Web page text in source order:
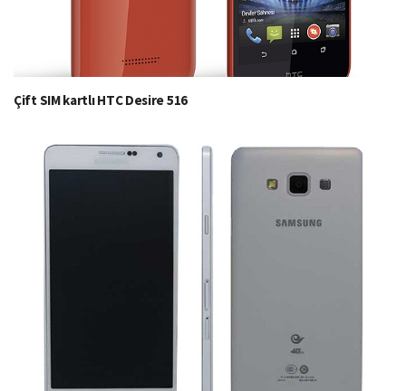
Çift SIM kartlı HTC Desire 516